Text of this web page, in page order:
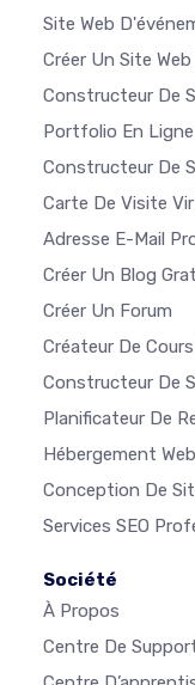
Site Web
Créer Un Site
Constructeur De
Portfolio En
Constructeur De
Carte De Visite
Adresse E-Mail
Créer Un Blog
Créer Un Forum
Créateur De
Constructeur De
Planificateur De
Hébergement
Conception De
Services SEO
Société
À Propos
Centre De